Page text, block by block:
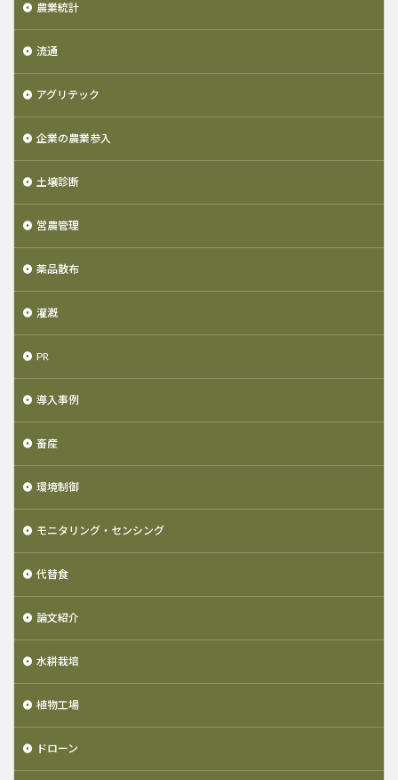
農業統計
流通
アグリテック
企業の農業参入
土壌診断
営農管理
薬品散布
灌漑
PR
導入事例
畜産
環境制御
モニタリング・センシング
代替食
論文紹介
水耕栽培
植物工場
ドローン